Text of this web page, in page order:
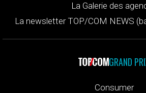
La Galerie des
La newsletter TOP/COM NEWS
GRAND
Consumer